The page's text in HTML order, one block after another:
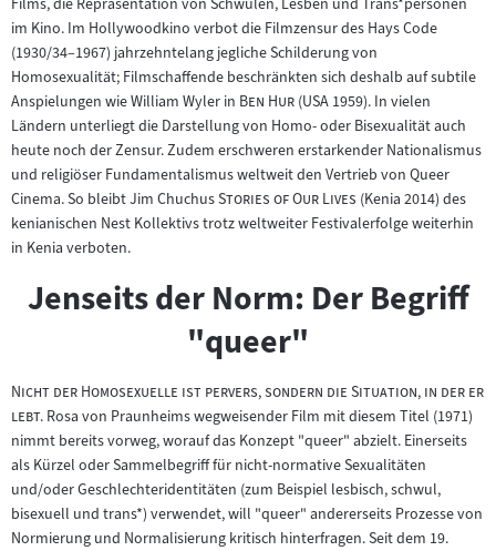
Films, die Repräsentation von Schwulen, Lesben und Trans*personen
im Kino. Im Hollywoodkino verbot die Filmzensur des Hays Code
(1930/34–1967) jahrzehntelang jegliche Schilderung von
Homosexualität; Filmschaffende beschränkten sich deshalb auf subtile
Anspielungen wie William Wyler in "Ben Hur"(USA 1959). In vielen
Ländern unterliegt die Darstellung von Homo- oder Bisexualität auch
heute noch der Zensur. Zudem erschweren erstarkender Nationalismus
und religiöser Fundamentalismus weltweit den Vertrieb von Queer
Cinema. So bleibt Jim Chuchus"
Stories of Our Lives "(Kenia 2014) des
kenianischen Nest Kollektivs trotz weltweiter Festivalerfolge weiterhin
in Kenia verboten.
Jenseits der Norm: Der Begriff
"queer"
"Nicht der Homosexuelle ist pervers, sondern die Situation, in der er
lebt."Rosa von Praunheims wegweisender Film mit diesem Titel (1971)
nimmt bereits vorweg, worauf das Konzept "queer" abzielt. Einerseits
als Kürzel oder Sammelbegriff für nicht-normative Sexualitäten
und/oder Geschlechteridentitäten (zum Beispiel lesbisch, schwul,
bisexuell und trans*) verwendet, will "queer" andererseits Prozesse von
Normierung und Normalisierung kritisch hinterfragen. Seit dem 19.